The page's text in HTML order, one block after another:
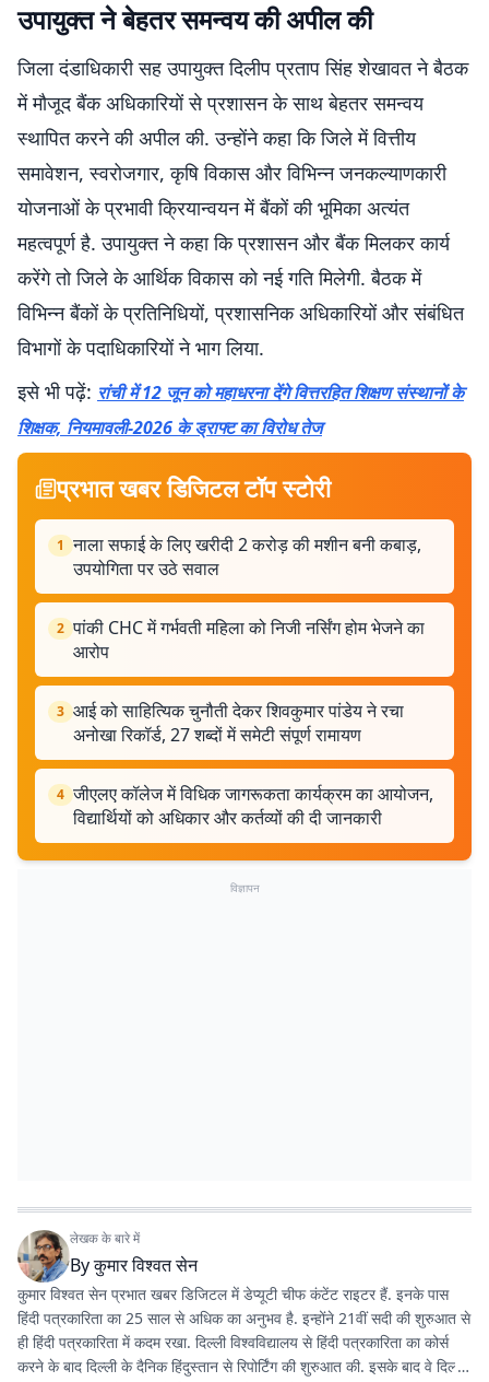
उपायुक्त ने बेहतर समन्वय की अपील की
जिला दंडाधिकारी सह उपायुक्त दिलीप प्रताप सिंह शेखावत ने बैठक
में मौजूद बैंक अधिकारियों से प्रशासन के साथ बेहतर समन्वय
स्थापित करने की अपील की. उन्होंने कहा कि जिले में वित्तीय
समावेशन, स्वरोजगार, कृषि विकास और विभिन्न जनकल्याणकारी
योजनाओं के प्रभावी क्रियान्वयन में बैंकों की भूमिका अत्यंत
महत्वपूर्ण है. उपायुक्त ने कहा कि प्रशासन और बैंक मिलकर कार्य
करेंगे तो जिले के आर्थिक विकास को नई गति मिलेगी. बैठक में
विभिन्न बैंकों के प्रतिनिधियों, प्रशासनिक अधिकारियों और संबंधित
विभागों के पदाधिकारियों ने भाग लिया.
इसे भी पढ़ें: रांची में 12 जून को महाधरना देंगे वित्तरहित शिक्षण संस्थानों के
शिक्षक, नियमावली-2026 के ड्राफ्ट का विरोध तेज
प्रभात खबर डिजिटल टॉप स्टोरी
1 नाला सफाई के लिए खरीदी 2 करोड़ की मशीन बनी कबाड़,
उपयोगिता पर उठे सवाल
2 पांकी CHC में गर्भवती महिला को निजी नर्सिंग होम भेजने का
आरोप
3 आई को साहित्यिक चुनौती देकर शिवकुमार पांडेय ने रचा
अनोखा रिकॉर्ड, 27 शब्दों में समेटी संपूर्ण रामायण
4 जीएलए कॉलेज में विधिक जागरूकता कार्यक्रम का आयोजन,
विद्यार्थियों को अधिकार और कर्तव्यों की दी जानकारी
विज्ञापन
लेखक के बारे में
Byकुमार विश्वत सेन
कुमार विश्वत सेन प्रभात खबर डिजिटल में डेप्यूटी चीफ कंटेंट राइटर हैं. इनके पास
हिंदी पत्रकारिता का 25 साल से अधिक का अनुभव है. इन्होंने 21वीं सदी की शुरुआत से
ही हिंदी पत्रकारिता में कदम रखा. दिल्ली विश्वविद्यालय से हिंदी पत्रकारिता का कोर्स
करने के बाद दिल्ली के दैनिक हिंदुस्तान से रिपोर्टिंग की शुरुआत की. इसके बाद वे दिल्ली